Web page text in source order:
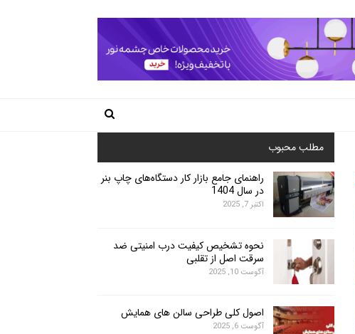
مطلب محبوب
راهنمای جامع بازار کار دستگاه‌های چاپ بنر
در سال 1404
اکتبر 7, 2025
نحوه تشخیص کیفیت درب امنیتی ضد
سرقت اصل از تقلبی
آگوست 10, 2025
اصول کلی طراحی سالن های همایش
آگوست 6, 2025